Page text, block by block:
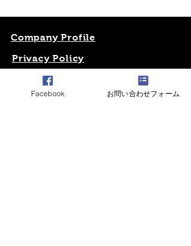
願い致します 博多ラーメン
ガツン スタッフ一同
Company Profile
Privacy Policy
Contact
contact@gatsun-ramen.com
Facebook お問い合わせフォーム